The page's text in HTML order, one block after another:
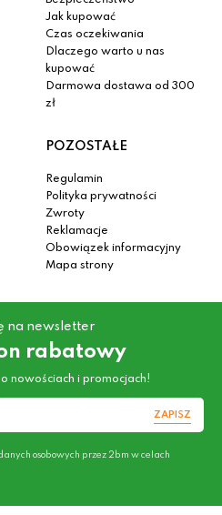
Jak kupować
Czas oczekiwania
Dlaczego warto u nas
kupować
Darmowa dostawa od 300
zł
POZOSTAŁE
Regulamin
Polityka prywatności
Zwroty
Reklamacje
Obowiązek informacyjny
Mapa strony
na newsletter
rabatowy
nowościach i promocjach!
ZAPISZ
osobowych przez 2bm w celach